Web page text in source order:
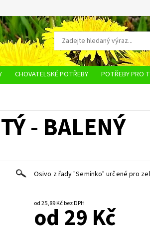
CHOVATELSKÉ POTŘEBY POTŘEBY PRO
- BALENÝ
Osivo z řady "Semínko" určené pro
od 25,89 Kč bez DPH
od 29 Kč